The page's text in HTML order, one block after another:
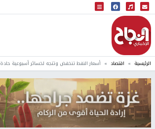
البث المباشر
إذاعة النجاح
الرئيسية اقتصاد أسعار النفط تنخفض وتتجه لخسائر أسبوعية حادة